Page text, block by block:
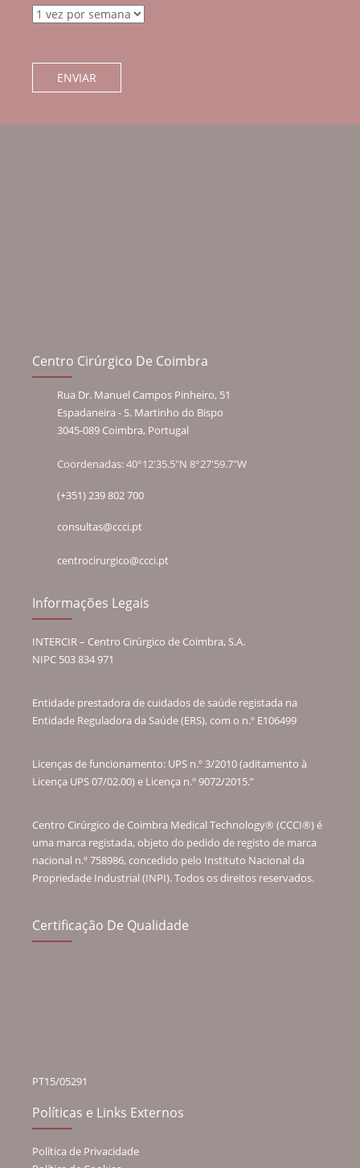
Centro Cirúrgico De Coimbra
Rua Dr. Manuel Campos Pinheiro, 51
Espadaneira - S. Martinho do Bispo
3045-089 Coimbra, Portugal
Coordenadas: 40°12'35.5"N 8°27'59.7"W
(+351) 239 802 700
consultas@ccci.pt
centrocirurgico@ccci.pt
Informações Legais
INTERCIR – Centro Cirúrgico de Coimbra, S.A.
NIPC 503 834 971
Entidade prestadora de cuidados de saúde registada na
Entidade Reguladora da Saúde (ERS), com o n.º E106499
Licenças de funcionamento: UPS n.º 3/2010 (aditamento à
Licença UPS 07/02.00) e Licença n.º 9072/2015.”
Centro Cirúrgico de Coimbra Medical Technology® (CCCI®) é
uma marca registada, objeto do pedido de registo de marca
nacional n.º 758986, concedido pelo Instituto Nacional da
Propriedade Industrial (INPI). Todos os direitos reservados.
Certificação De Qualidade
PT15/05291
Políticas e Links Externos
Política de Privacidade